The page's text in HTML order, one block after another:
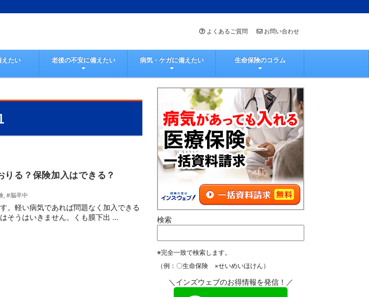
よくあるご質問 お問い合わせ
たい 老後の不安に備えたい 病気・ケガに備えたい 生命保険のコラム
りる？保険加入はできる？
, #脳卒中
。軽い病気であれば問題なく加入できる
そうはいきません。くも膜下出 ...
検索
※完全一致で検索します。
（例：〇生命保険 ×せいめいほけん）
＼インズウェブのお得情報を発信！／